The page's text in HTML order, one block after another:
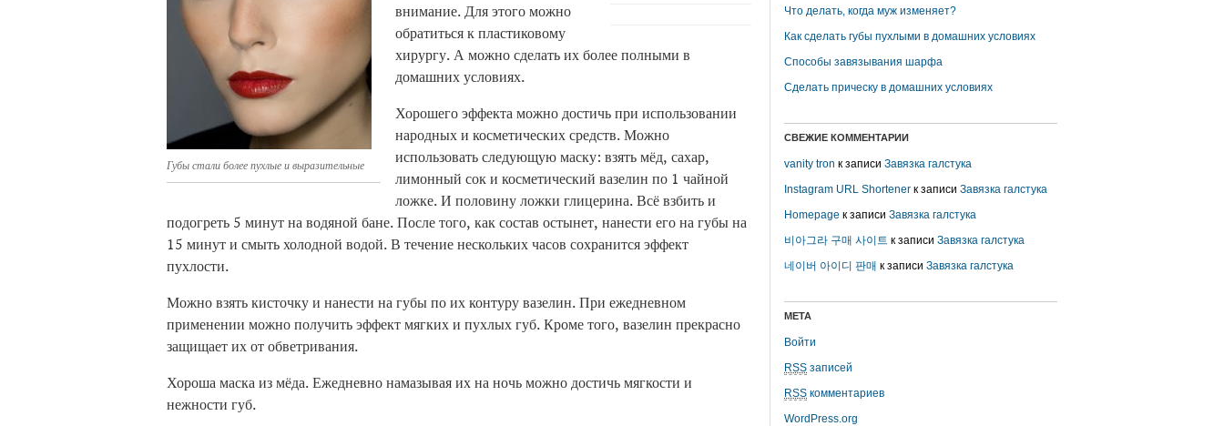
Губы стали более пухлые и выразительные
внимание. Для этого можно
обратиться к пластиковому
хирургу. А можно сделать их более полными в
домашних условиях.
Хорошего эффекта можно достичь при использовании
народных и косметических средств. Можно
использовать следующую маску: взять мёд, сахар,
лимонный сок и косметический вазелин по 1 чайной
ложке. И половину ложки глицерина. Всё взбить и
подогреть 5 минут на водяной бане. После того, как состав остынет, нанести его на губы на
15 минут и смыть холодной водой. В течение нескольких часов сохранится эффект
пухлости.
Можно взять кисточку и нанести на губы по их контуру вазелин. При ежедневном
применении можно получить эффект мягких и пухлых губ. Кроме того, вазелин прекрасно
защищает их от обветривания.
Хороша маска из мёда. Ежедневно намазывая их на ночь можно достичь мягкости и
нежности губ.
Что делать, когда муж изменяет?
Как сделать губы пухлыми в домашних условиях
Способы завязывания шарфа
Сделать прическу в домашних условиях
СВЕЖИЕ КОММЕНТАРИИ
vanity tron к записи Завязка галстука
Instagram URL Shortener к записи Завязка галстука
Homepage к записи Завязка галстука
비아그라 구매 사이트 к записи Завязка галстука
네이버 아이디 판매 к записи Завязка галстука
МЕТА
Войти
RSS записей
RSS комментариев
WordPress.org